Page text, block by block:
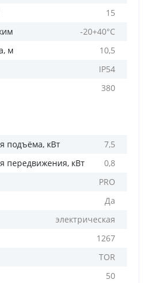
15
-20+40°C
м
10,5
IP54
380
подъёма, кВт
7,5
передвижения, кВт
0,8
PRO
Да
электрическая
1267
TOR
50